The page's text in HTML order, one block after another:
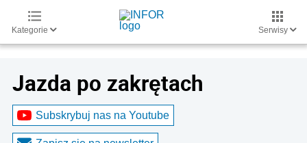
Kategorie Serwisy
Jazda po zakrętach
Subskrybuj nas na Youtube